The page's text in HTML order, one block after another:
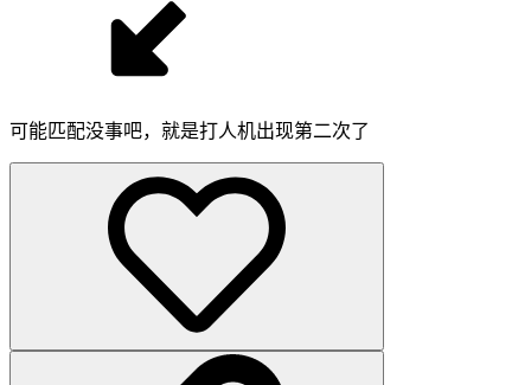
可能匹配没事吧，就是打人机出现第二次了